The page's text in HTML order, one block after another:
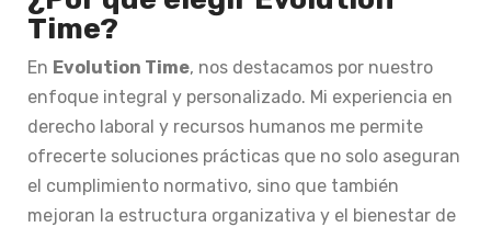
Time?
En Evolution Time, nos destacamos por nuestro
enfoque integral y personalizado. Mi experiencia en
derecho laboral y recursos humanos me permite
ofrecerte soluciones prácticas que no solo aseguran
el cumplimiento normativo, sino que también
mejoran la estructura organizativa y el bienestar de